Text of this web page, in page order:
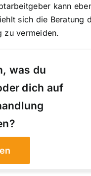
kann
sich die Beratung
zu vermeiden.
was du
dich auf